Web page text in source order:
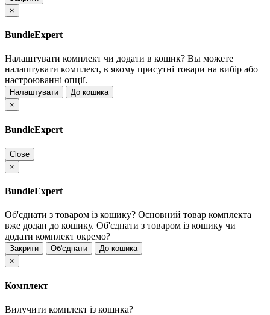
×
BundleExpert
Налаштувати комплект чи додати в кошик? Вы можете
налаштувати комплект, в якому присутні товари на вибір або
настроюванні опції.
Налаштувати
До кошика
×
BundleExpert
Close
×
BundleExpert
Об'єднати з товаром із кошику? Основний товар комплекта
вже додан до кошику. Об'єднати з товаром із кошику чи
додати комплект окремо?
Закрити Об'єднати
До кошика
×
Комплект
Вилучити комплект із кошика?